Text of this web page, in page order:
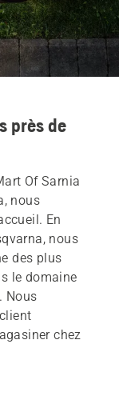
près de
Of Sarnia
nous
En
nous
des plus
le domaine
Nous
chez